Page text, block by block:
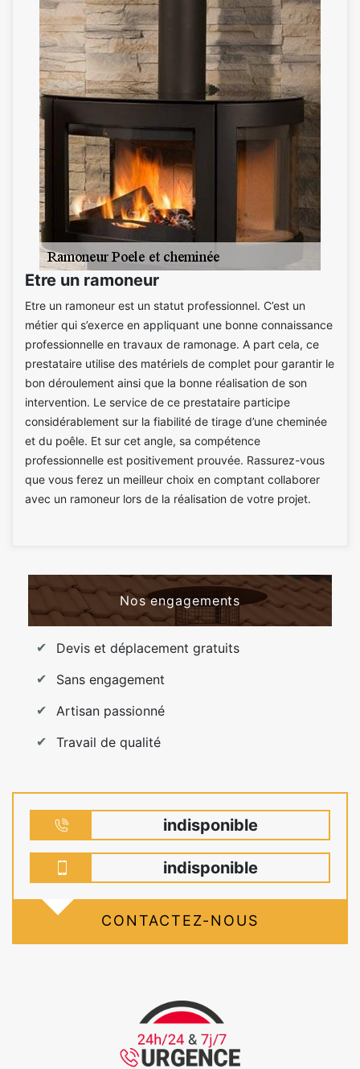
Etre un ramoneur
Etre un ramoneur est un statut professionnel. C’est un
métier qui s’exerce en appliquant une bonne connaissance
professionnelle en travaux de ramonage. A part cela, ce
prestataire utilise des matériels de complet pour garantir le
bon déroulement ainsi que la bonne réalisation de son
intervention. Le service de ce prestataire participe
considérablement sur la fiabilité de tirage d’une cheminée
et du poêle. Et sur cet angle, sa compétence
professionnelle est positivement prouvée. Rassurez-vous
que vous ferez un meilleur choix en comptant collaborer
avec un ramoneur lors de la réalisation de votre projet.
Nos engagements
Devis et déplacement gratuits
Sans engagement
Artisan passionné
Travail de qualité
indisponible
indisponible
CONTACTEZ-NOUS